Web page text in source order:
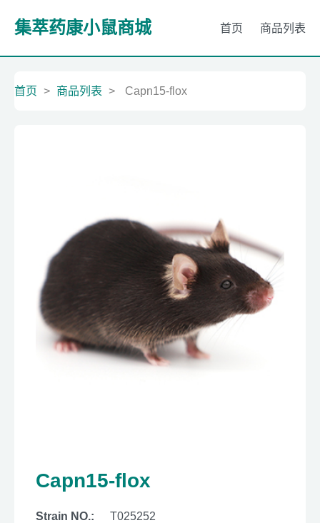
集萃药康小鼠商城 首页 商品列表
首页 > 商品列表 > Capn15-flox
Capn15-flox
Strain NO.: T025252